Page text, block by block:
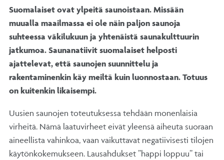
Suomalaiset ovat ylpeitä saunoistaan. Missään
muualla maailmassa ei ole näin paljon saunoja
suhteessa väkilukuun ja yhtenäistä saunakulttuurin
jatkumoa. Saunanatiivit suomalaiset helposti
ajattelevat, että saunojen suunnittelu ja
rakentaminenkin käy meiltä kuin luonnostaan. Totuus
on kuitenkin likaisempi.
Uusien saunojen toteutuksessa tehdään monenlaisia
virheitä. Nämä laatuvirheet eivät yleensä aiheuta suoraan
aineellista vahinkoa, vaan vaikuttavat negatiivisesti tilojen
käytönkokemukseen. Lausahdukset ”happi loppuu” tai